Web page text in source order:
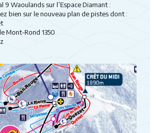
9 Waoulands sur l’Espace Diamant :
bien sur le nouveau plan de pistes dont :
Mont-Rond 1350